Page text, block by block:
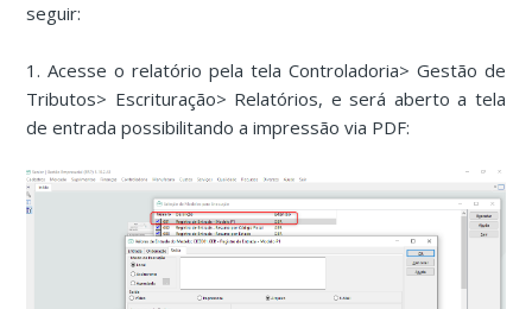
seguir:
1. Acesse o relatório pela tela Controladoria> Gestão de
Tributos> Escrituração> Relatórios, e será aberto a tela
de entrada possibilitando a impressão via PDF: